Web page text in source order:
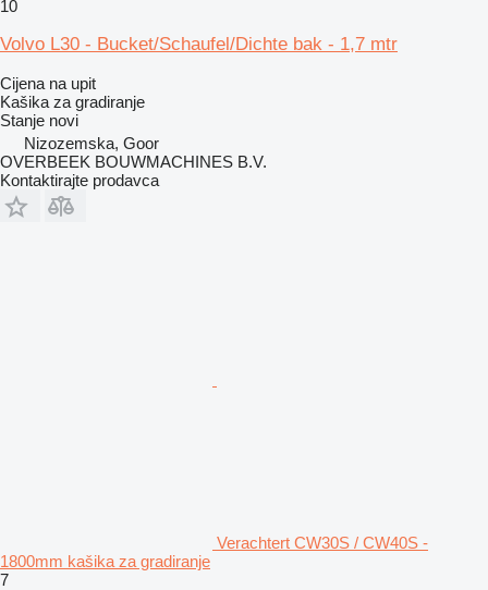
10
Volvo L30 - Bucket/Schaufel/Dichte bak - 1,7 mtr
Cijena na upit
Kašika za gradiranje
Stanje novi
Nizozemska, Goor
OVERBEEK BOUWMACHINES B.V.
Kontaktirajte prodavca
Verachtert CW30S / CW40S -
1800mm kašika za gradiranje
7